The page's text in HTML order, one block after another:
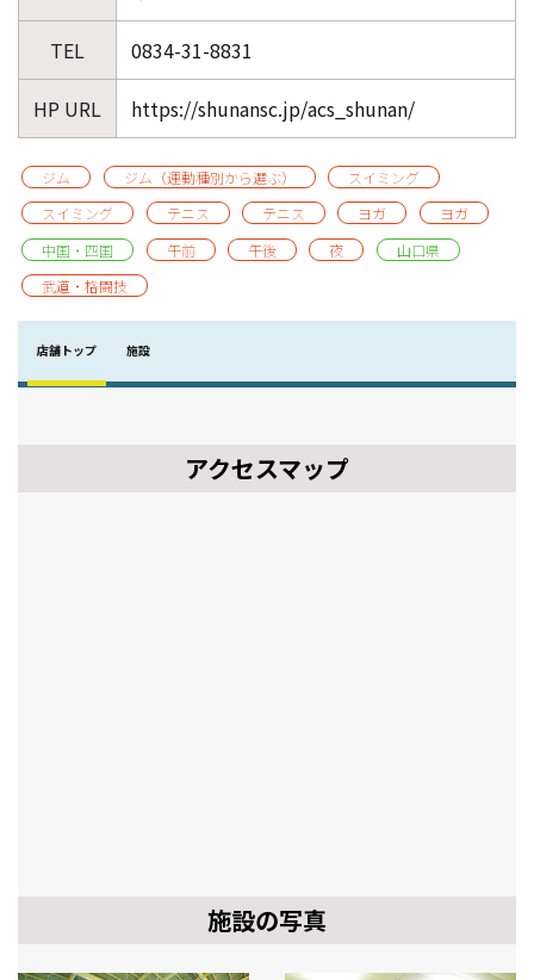
TEL 0834-31-8831
HP URL https://shunansc.jp/acs_shunan/
ジム ジム（運動種別から選ぶ）
スイミング
スイミング
テニス テニス ヨガ
ヨガ
中国・四国
午前 午後 夜
山口県
武道・格闘技
店舗トップ 施設
アクセスマップ
施設の写真